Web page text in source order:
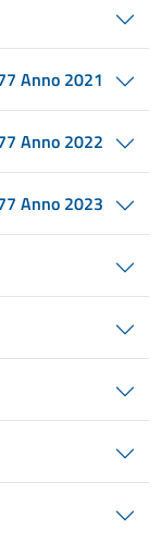
Anno 2021
Anno 2022
Anno 2023